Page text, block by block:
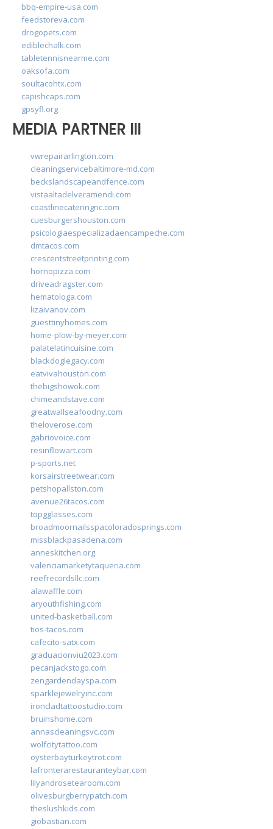
bbq-empire-usa.com
feedstoreva.com
drogopets.com
ediblechalk.com
tabletennisnearme.com
oaksofa.com
soultacohtx.com
capishcaps.com
gpsyfl.org
MEDIA PARTNER III
vwrepairarlington.com
cleaningservicebaltimore-md.com
beckslandscapeandfence.com
vistaaltadelveramendi.com
coastlinecateringnc.com
cuesburgershouston.com
psicologiaespecializadaencampeche.com
dmtacos.com
crescentstreetprinting.com
hornopizza.com
driveadragster.com
hematologa.com
lizaivanov.com
guesttinyhomes.com
home-plow-by-meyer.com
palatelatincuisine.com
blackdoglegacy.com
eatvivahouston.com
thebigshowok.com
chimeandstave.com
greatwallseafoodny.com
theloverose.com
gabriovoice.com
resinflowart.com
p-sports.net
korsairstreetwear.com
petshopallston.com
avenue26tacos.com
topgglasses.com
broadmoornailsspacoloradosprings.com
missblackpasadena.com
anneskitchen.org
valenciamarketytaqueria.com
reefrecordsllc.com
alawaffle.com
aryouthfishing.com
united-basketball.com
tios-tacos.com
cafecito-satx.com
graduacionviu2023.com
pecanjackstogo.com
zengardendayspa.com
sparklejewelryinc.com
ironcladtattoostudio.com
bruinshome.com
annascleaningsvc.com
wolfcitytattoo.com
oysterbayturkeytrot.com
lafronterarestauranteybar.com
lilyandrosetearoom.com
olivesburgberrypatch.com
theslushkids.com
giobastian.com